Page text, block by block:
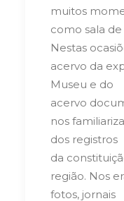
muitos
como sala de
Nestas
acervo da
Museu e do
acervo
nos
dos registros
da
região. Nos
fotos, jornais